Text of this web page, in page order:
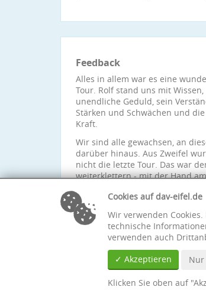
Feedback
Alles in allem war es eine
Tour. Rolf stand uns mit
unendliche Geduld, sein
Stärken und Schwächen und
Kraft.
Wir sind alle gewachsen, an
darüber hinaus. Aus Zweifel
nicht die letzte Tour. Das war
weiterklettern - mit der Hand
Von Herzen Dankeschön für
Cookies auf dav-eifel.de
Wir verwenden
technische
verwenden auch
✓ Akzeptieren
Nur
Klicken Sie oben auf